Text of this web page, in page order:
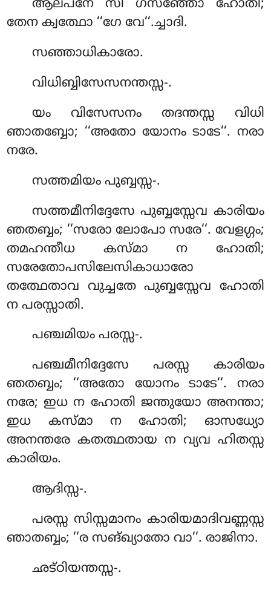
ആലപനേ സി ഗസഞ്ഞോ ഹോതി;
തേന ക്വത്ഥോ ‘‘ഗേ വേ‘‘.ച്ചാദി.
സഞ്ഞാധികാരോ.
വിധിബ്ബിസേസനന്തസ്സ-.
യം വിസേസനം തദന്തസ്സ വിധി
ഞാതബ്ബോ; ‘‘അതോ യോനം ടാടേ‘‘. നരാ
നരേ.
സത്തമിയംപുബ്ബസ്സ-.
സത്തമീനിദ്ദേസേ പുബ്ബസ്സേവ കാരിയം
ഞതബ്ബം; ‘‘സരോ ലോപോ സരേ‘‘. വേളഗ്ഗം;
തമഹന്തീധ കസ്മാ ന ഹോതി;
സരേതോപസിലേസികാധാരോ
തത്ഥേതാവ വുച്ചതേ പുബ്ബസ്സേവ ഹോതി
ന പരസ്സാതി.
പഞ്ചമിയംപരസ്സ-.
പഞ്ചമീനിദ്ദേസേ പരസ്സ കാരിയം
ഞതബ്ബം; ‘‘അതോ യോനം ടാടേ‘‘. നരാ
നരേ; ഇധ ന ഹോതി ജന്തുയോ അനന്താ;
ഇധ കസ്മാ ന ഹോതി; ഓസധ്യോ
അനന്തരേ കതത്ഥതായ ന വ്യവ ഹിതസ്സ
കാരിയം.
ആദിസ്സ-.
പരസ്സ സിസ്സമാനം കാരിയമാദിവണ്ണസ്സ
ഞാതബ്ബം; ‘‘ര സങ്ഖ്യാതോ വാ‘‘. രാജിനാ.
ഛട്ഠിയന്തസ്സ-.